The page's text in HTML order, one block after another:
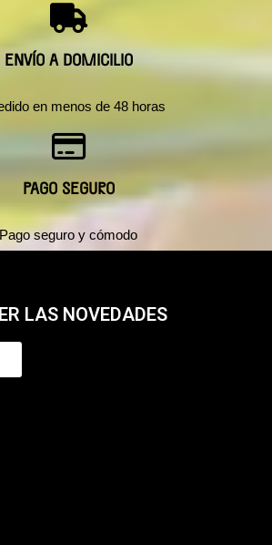
ENVÍO A DOMICILIO
en menos de 48 horas
PAGO SEGURO
Pago seguro y cómodo
LAS NOVEDADES